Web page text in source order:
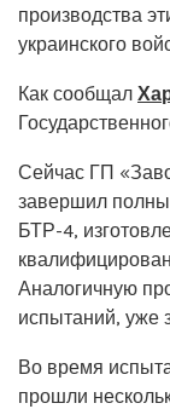
производства
украинского
Как сообщал
Сейчас ГП
завершил
БТР-4,
Аналогичную
испытаний, уже
Во время
прошли